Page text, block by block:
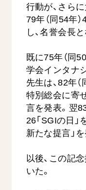
行動が、さら
79年（同54年
し、名誉会長
既に75年（同
学会インタナ
先生は、82年
特別総会に寄
言を発表。翌
26「SGIの日」
新たな提言」を
以後、この記
いた。